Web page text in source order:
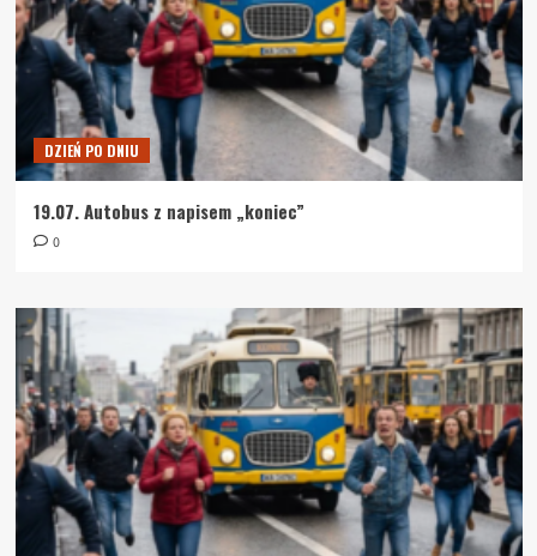
DZIEŃ PO DNIU
19.07. Autobus z napisem „koniec”
0